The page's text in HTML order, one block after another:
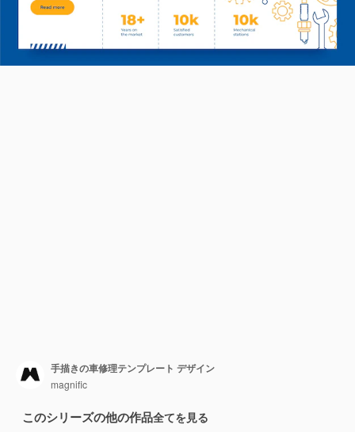
手描きの車修理テンプレート デザイン
magnific
このシリーズの他の作品全てを見る